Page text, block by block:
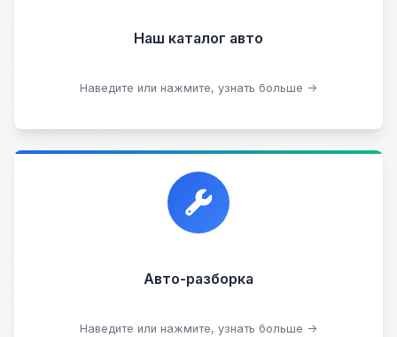
Наш каталог авто
Наведите или нажмите, узнать больше →
Посмотреть каталог
Авто-разборка
Наведите или нажмите, узнать больше →
Прием автомобилей для разборки на запчасти в
любом состоянии.
Сдать на разборку